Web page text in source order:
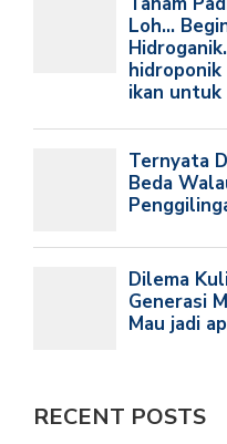
RECENT POSTS